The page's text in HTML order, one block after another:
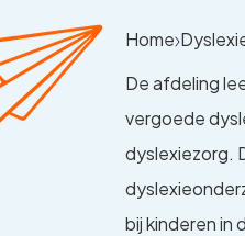
Home
De afdeling
vergoede
dyslexiezorg.
bij kinderen in